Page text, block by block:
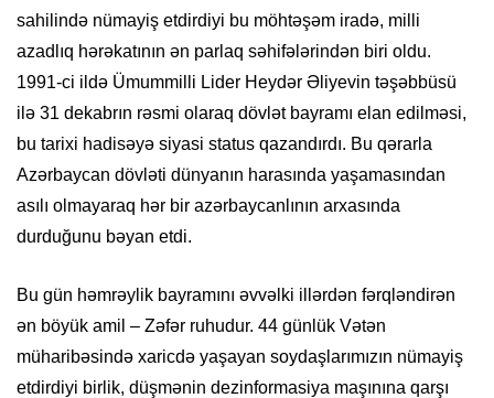
sahilində nümayiş etdirdiyi bu möhtəşəm iradə, milli
azadlıq hərəkatının ən parlaq səhifələrindən biri oldu.
1991-ci ildə Ümummilli Lider Heydər Əliyevin təşəbbüsü
ilə 31 dekabrın rəsmi olaraq dövlət bayramı elan edilməsi,
bu tarixi hadisəyə siyasi status qazandırdı. Bu qərarla
Azərbaycan dövləti dünyanın harasında yaşamasından
asılı olmayaraq hər bir azərbaycanlının arxasında
durduğunu bəyan etdi.
Bu gün həmrəylik bayramını əvvəlki illərdən fərqləndirən
ən böyük amil – Zəfər ruhudur. 44 günlük Vətən
müharibəsində xaricdə yaşayan soydaşlarımızın nümayiş
etdirdiyi birlik, düşmənin dezinformasiya maşınına qarşı